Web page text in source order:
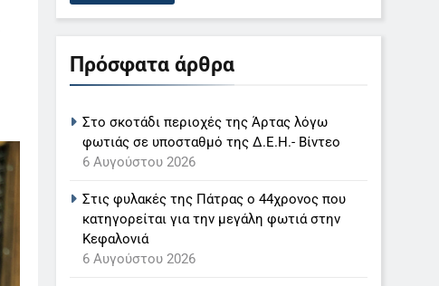
Πρόσφατα άρθρα
Στο σκοτάδι περιοχές της Άρτας λόγω
φωτιάς σε υποσταθμό της Δ.Ε.Η.- Βίντεο
6 Αυγούστου 2026
Στις φυλακές της Πάτρας ο 44χρονος που
κατηγορείται για την μεγάλη φωτιά στην
Κεφαλονιά
6 Αυγούστου 2026